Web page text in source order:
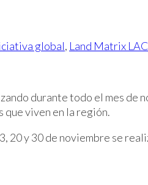
global, Land Matrix LAC
durante todo el mes de
viven en la región.
20 y 30 de noviembre se